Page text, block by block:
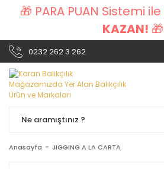
🎁 PARA PUAN Sistemi ile
KAZAN! 🎁
0232 262 3 262
Anasayfa JIGGING A LA CARTA